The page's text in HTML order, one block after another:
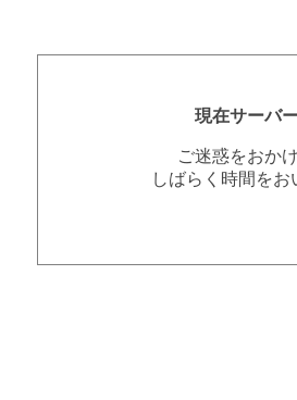
現在サーバ
ご迷惑をおか
しばらく時間を